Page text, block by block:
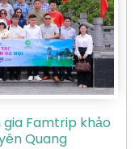
gia Famtrip khảo
Quang